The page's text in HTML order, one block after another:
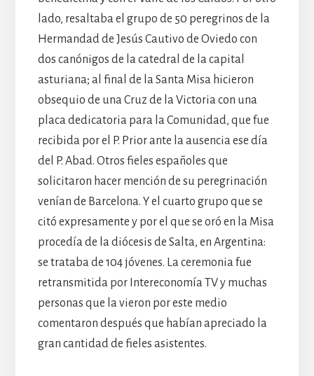
lado, resaltaba el grupo de 50 peregrinos de la
Hermandad de Jesús Cautivo de Oviedo con
dos canónigos de la catedral de la capital
asturiana; al final de la Santa Misa hicieron
obsequio de una Cruz de la Victoria con una
placa dedicatoria para la Comunidad, que fue
recibida por el P. Prior ante la ausencia ese día
del P. Abad. Otros fieles españoles que
solicitaron hacer mención de su peregrinación
venían de Barcelona. Y el cuarto grupo que se
citó expresamente y por el que se oró en la Misa
procedía de la diócesis de Salta, en Argentina:
se trataba de 104 jóvenes. La ceremonia fue
retransmitida por Intereconomía TV y muchas
personas que la vieron por este medio
comentaron después que habían apreciado la
gran cantidad de fieles asistentes.